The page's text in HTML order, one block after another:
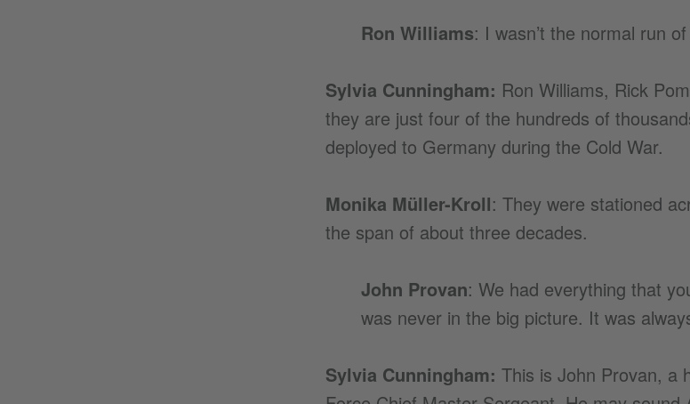
Ron Williams: I wasn’t the normal run
Sylvia Cunningham: Ron Williams, Rick
they are just four of the hundreds of
deployed to Germany during the Cold War.
Monika Müller-Kroll: They were stationed
the span of about three decades.
John Provan: We had everything that
was never in the big picture. It was
Sylvia Cunningham: This is John Provan, a